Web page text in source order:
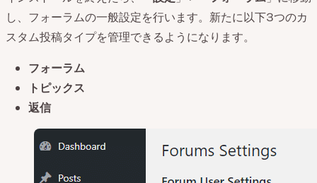
し、フォーラムの一般設定を行います。新たに以下3つのカ
スタム投稿タイプを管理できるようになります。
フォーラム
トピックス
返信